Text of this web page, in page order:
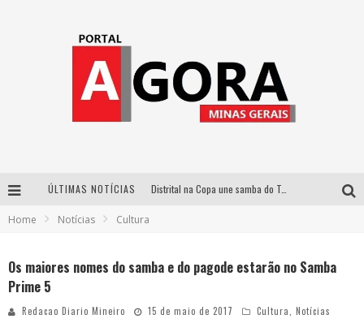
ÚLTIMAS NOTÍCIAS Distrital na Copa une samba do Trem dos Onze, acervo do Museu do Mineirão e transmissão em 4K para duelo contra o Haiti
Home Notícias Cultura
Os maiores nomes do samba e do pagode estarão no Samba
Prime 5
Redacao Diario Mineiro 15 de maio de 2017 Cultura Notícias